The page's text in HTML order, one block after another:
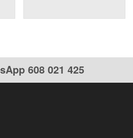
608 021 425